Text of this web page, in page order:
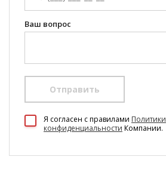
Ваш вопрос
Отправить
Я согласен c правилами Политики
конфиденциальности Компании.